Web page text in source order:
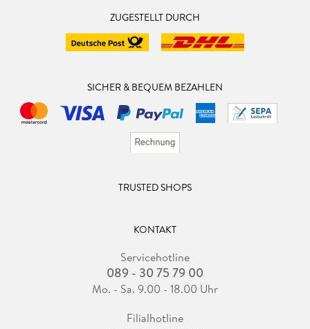
ZUGESTELLT DURCH
SICHER & BEQUEM BEZAHLEN
TRUSTED SHOPS
KONTAKT
Servicehotline
089 - 30 75 79 00
Mo. - Sa. 9.00 - 18.00 Uhr
Filialhotline